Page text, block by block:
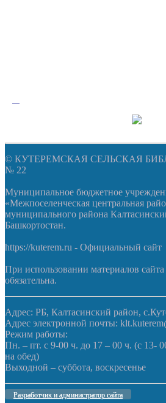
© КУТЕРЕМСКАЯ СЕЛЬСКАЯ
№ 22
Муниципальное бюджетное
«Межпоселенческая центральная
муниципального района
Башкортостан.
https://kuterem.ru - Официальный сайт
При использовании материалов
обязательна.
Адрес: РБ, Калтасинский район,
Адрес электронной почты:
Режим работы:
Пн. – пт. с 9-00 ч. до 17 – 00 ч. (с 13-
на обед)
Выходной – суббота, воскресенье
Разработчик и администратор сайта